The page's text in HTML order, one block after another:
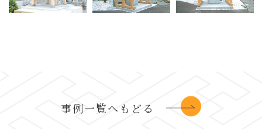
事例一覧へもどる